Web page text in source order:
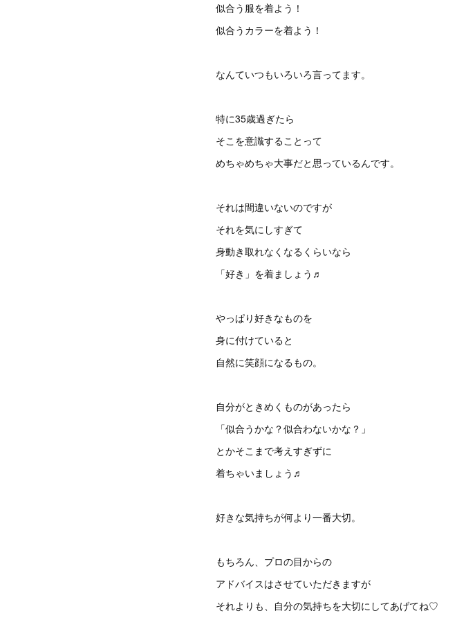
似合う服を着よう！
似合うカラーを着よう！
なんていつもいろいろ言ってます。
特に35歳過ぎたら
そこを意識することって
めちゃめちゃ大事だと思っているんです。
それは間違いないのですが
それを気にしすぎて
身動き取れなくなるくらいなら
「好き」を着ましょう♬
やっぱり好きなものを
身に付けていると
自然に笑顔になるもの。
自分がときめくものがあったら
「似合うかな？似合わないかな？」
とかそこまで考えすぎずに
着ちゃいましょう♬
好きな気持ちが何より一番大切。
もちろん、プロの目からの
アドバイスはさせていただきますが
それよりも、自分の気持ちを大切にしてあげてね♡